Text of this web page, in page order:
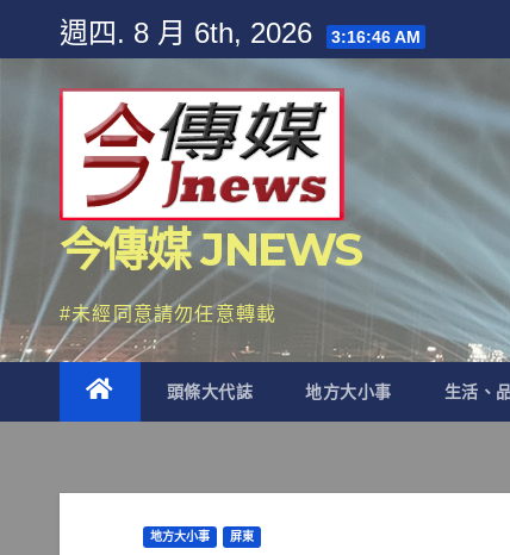
content
週四. 8 月 6th, 2026 3:16:47 AM
今傳媒 JNEWS
#未經同意請勿任意轉載
頭條大代誌 地方大小事 生活、
地方大小事 屏東